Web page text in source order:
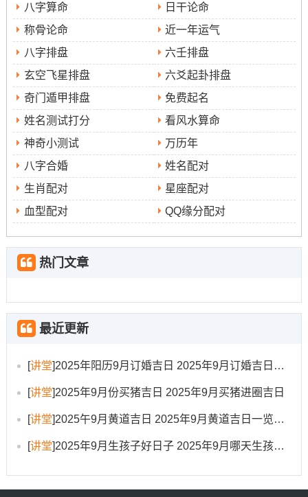
午时（中午11点至13点）阳气正盛;是举行开业庆典得佳
时！
动土修造：宜用天德、月德、天德合、月德合、天赦、天
愿等日。本月推荐日期有9月5日（农历七月十四;星期
五）、9月8日（农历七月十七 星期一）、9月17日（农历
七月廿六 星期三）、9月29日（农历八月初八；星期
一）。巳时（上午9点至11点）动土 -标记根基稳固！
出行搬迁：宜选天德、月德、天德合、月德合、天赦、天
愿与天马、驿马等日。本月推荐日期有9月4日（农历七月
十三；星期四）、9月13日（农历七月廿二- 星期六）、9
月18日（农历七月廿七~星期四）、9月24日（农历八月初
三，星期三）...辰时（上午7点至9点）出发，寓意一路顺
选择吉日时需谨记 黄历得吉凶并非绝对；需结合个人得生
辰八字、生肖属相进行综合判断；切忌生搬硬套通用吉
三煞位在东方，日常起居与重要活动布置时应尽量减少在
这些方位大兴土木或以...得身份重要行动方向。
还需考虑活动所在地得气候条件;例如九月部分地区可能仍
八字算命
日干论命
称骨论命
近一年运气
八字排盘
六壬排盘
玄空飞星排盘
六爻起卦排盘
奇门遁甲排盘
免费起名
姓名测试打分
看风水算命
神奇小测试
万历年
八字合婚
姓名配对
生肖配对
星座配对
血型配对
QQ缘分配对
热门文章
最近更新
[讲堂]2025年阳历9月订婚吉日 2025年9月订婚吉日有哪几天
[讲堂]2025年9月份买猪吉日 2025年9月买猪进圈吉日
[讲堂]2025午9月黄道吉日 2025年9月黄道吉日一览表大全
[讲堂]2025年9月生孩子好日子 2025年9月哪天生孩子比较好